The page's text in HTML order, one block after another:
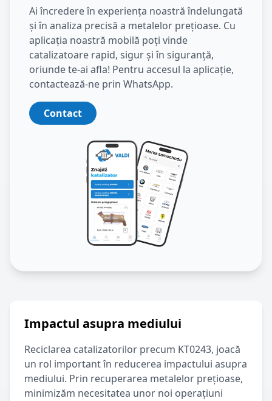
Ai încredere în experiența noastră îndelungată
și în analiza precisă a metalelor prețioase. Cu
aplicația noastră mobilă poți vinde
catalizatoare rapid, sigur și în siguranță,
oriunde te-ai afla! Pentru accesul la aplicație,
contactează-ne prin WhatsApp.
Contact
Impactul asupra mediului
Reciclarea catalizatorilor precum KT0243, joacă
un rol important în reducerea impactului asupra
mediului. Prin recuperarea metalelor prețioase,
minimizăm necesitatea unor noi operațiuni